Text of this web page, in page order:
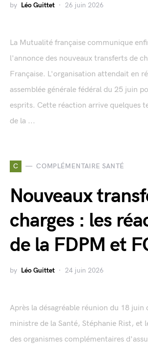
by Léo Guittet 26 juin 2026
La Mutualité française communique
l'annonce des nouveaux transferts de
Française. L'organisation attendait en
assemblée générale fédéral du 25 juin
esprits. Cette réaction arrive quelques
de la ...
C COMPLÉMENTAIRE SANTÉ
Nouveaux
charges : les
de la FDPM et
by Léo Guittet 24 juin 2026
Après la désagréable réunion du 18 juin
ministre de la Santé, Stéphanie Rist, et
des organismes complémentaires